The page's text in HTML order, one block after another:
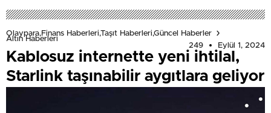
Olaypara,Finans Haberleri,Taşıt Haberleri,Güncel Haberler
Altın Haberleri
249
Eylül 1, 2024
Kablosuz internette yeni ihtilal,
Starlink taşınabilir aygıtlara geliyor